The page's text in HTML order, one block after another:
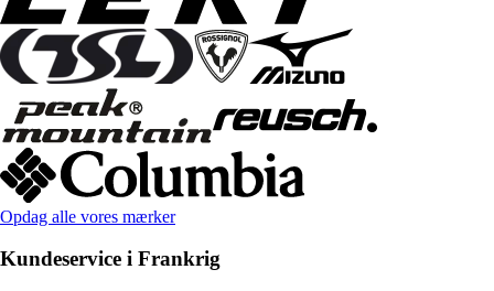
Opdag alle vores mærker
Kundeservice i Frankrig